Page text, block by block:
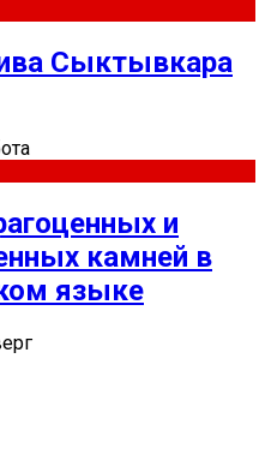
Сыктывкара
и
камней в
языке